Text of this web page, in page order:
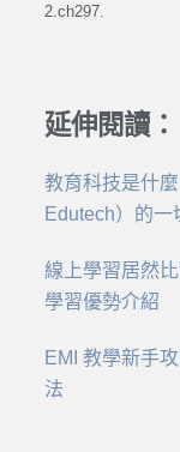
2.ch297.
延伸閱讀：
教育科技是什
Edutech）的一
線上學習居然
學習優勢介紹
EMI 教學新手
法